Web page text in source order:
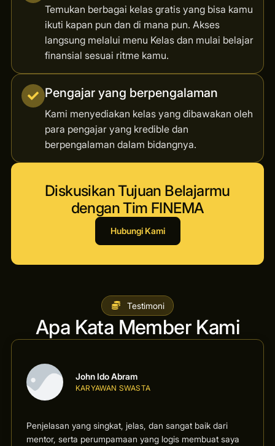
Diskusikan Tujuan Belajarmu
dengan Tim FINEMA
Hubungi Kami
Temukan berbagai kelas gratis yang bisa kamu
ikuti kapan pun dan di mana pun. Akses
langsung melalui menu Kelas dan mulai belajar
finansial sesuai ritme kamu.
Pengajar yang berpengalaman
Kami menyediakan kelas yang dibawakan oleh
para pengajar yang kredible dan
berpengalaman dalam bidangnya.
Testimoni
Apa Kata Member Kami
John Ido Abram
KARYAWAN SWASTA
Penjelasan yang singkat, jelas, dan sangat baik dari
mentor, serta perumpamaan yang logis membuat saya